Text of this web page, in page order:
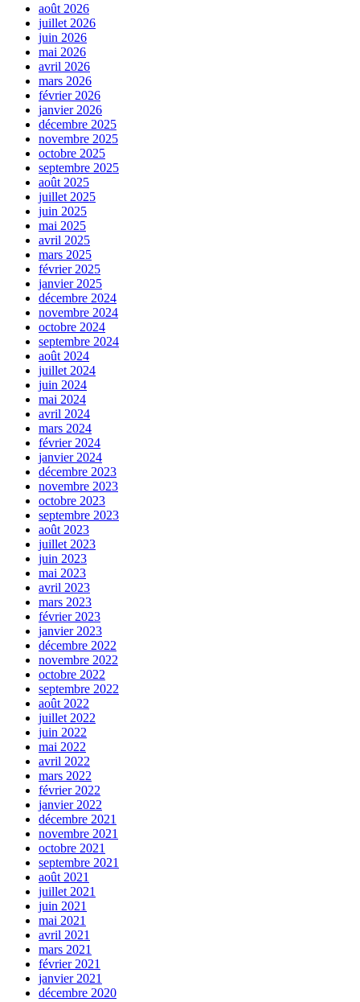
août 2026
juillet 2026
juin 2026
mai 2026
avril 2026
mars 2026
février 2026
janvier 2026
décembre 2025
novembre 2025
octobre 2025
septembre 2025
août 2025
juillet 2025
juin 2025
mai 2025
avril 2025
mars 2025
février 2025
janvier 2025
décembre 2024
novembre 2024
octobre 2024
septembre 2024
août 2024
juillet 2024
juin 2024
mai 2024
avril 2024
mars 2024
février 2024
janvier 2024
décembre 2023
novembre 2023
octobre 2023
septembre 2023
août 2023
juillet 2023
juin 2023
mai 2023
avril 2023
mars 2023
février 2023
janvier 2023
décembre 2022
novembre 2022
octobre 2022
septembre 2022
août 2022
juillet 2022
juin 2022
mai 2022
avril 2022
mars 2022
février 2022
janvier 2022
décembre 2021
novembre 2021
octobre 2021
septembre 2021
août 2021
juillet 2021
juin 2021
mai 2021
avril 2021
mars 2021
février 2021
janvier 2021
décembre 2020